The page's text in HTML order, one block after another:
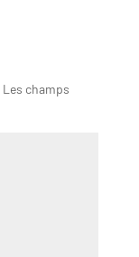
Les champs